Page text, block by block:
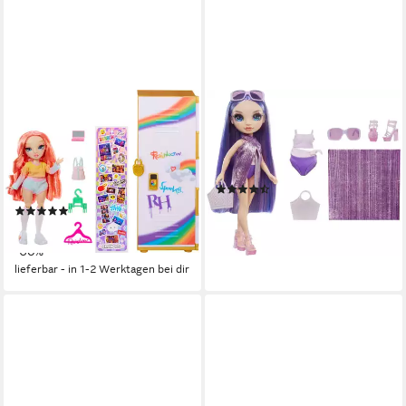
Puppenkleiderschrank
Rainbow High Locker and Doll
Playset, inklusive Puppe Pinkly
Page
(1)
19,99 € UVP 49,99 €
-60%
lieferbar - in 1-2 Werktagen bei dir
RAINBOW HIGH
Anziehpuppe Rainbow High
Swim & Style Fashion Doll-
Violet (Purple)
(8)
ab 25,50 €
lieferbar - in 3-4 Werktagen bei dir